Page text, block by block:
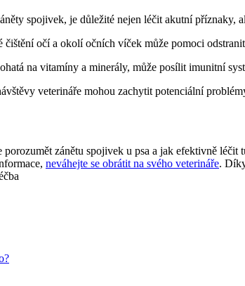
spojivek, je důležité nejen léčit akutní
čištění očí a okolí očních víček může pomoci
na vitamíny a minerály, může posílit imunitní
veterináře mohou zachytit potenciální
zánětu spojivek u psa a jak efektivně
neváhejte se obrátit na svého veterináře.